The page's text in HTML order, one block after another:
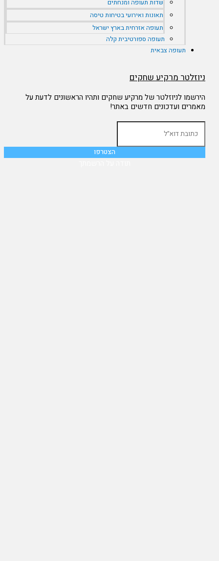
שדות תעופה ומנחתים
תאונות ואירועי בטיחות טיסה
תעופה אזרחית בארץ ישראל
תעופה ספורטיבית קלה
תעופה צבאית
ניוזלטר מרקיע שחקים
הירשמו לניוזלטר של מרקיע שחקים ותהיו הראשונים לדעת על
מאמרים ועדכונים חדשים באתר!